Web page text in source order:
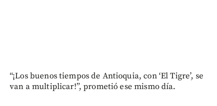
“¡Los buenos tiempos de Antioquia, con ‘El Tigre’, se
van a multiplicar!”, prometió ese mismo día.